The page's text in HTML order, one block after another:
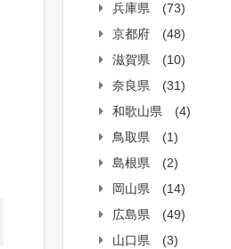
兵庫県
(73)
京都府
(48)
滋賀県
(10)
奈良県
(31)
和歌山県
(4)
鳥取県
(1)
島根県
(2)
岡山県
(14)
広島県
(49)
山口県
(3)